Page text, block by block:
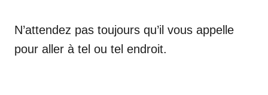
N’attendez pas toujours qu’il vous appelle
pour aller à tel ou tel endroit.